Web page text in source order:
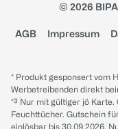
© 2026
AGB Impressum
* Produkt gesponsert vom
Werbetreibenden direkt
*³ Nur mit gültiger jö Karte.
Feuchttücher. Gutschein
einlösbar bis 30.09.2026.